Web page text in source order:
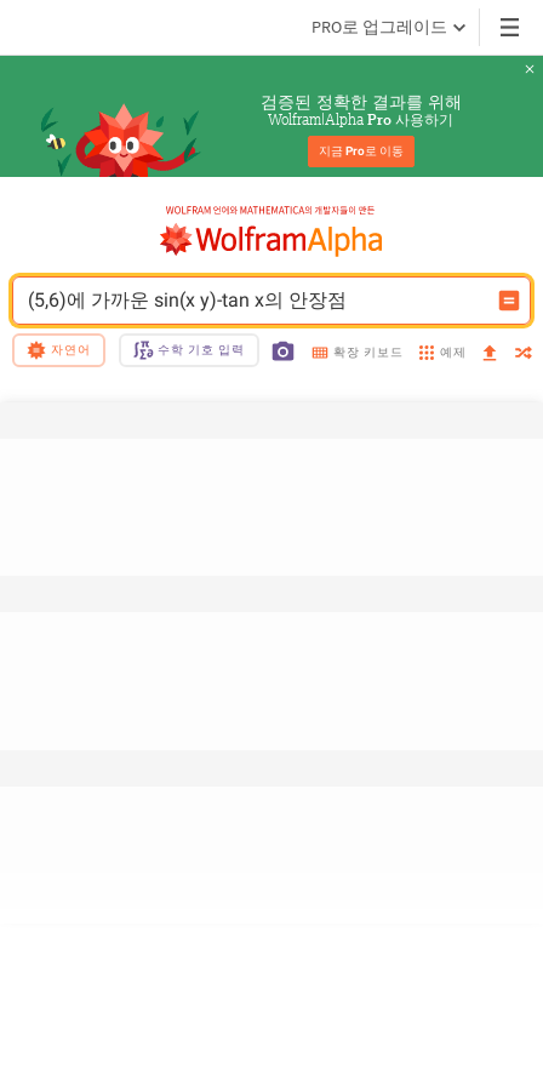
PRO로 업그레이드
검증된 정확한 결과를 위해
Wolfram|Alpha Pro 사용하기
지금 Pro로 이동
(5,6)에 가까운 sin(x y)-tan x의 안장점
자연어 수학 기호 입력 확장 키보드 예제